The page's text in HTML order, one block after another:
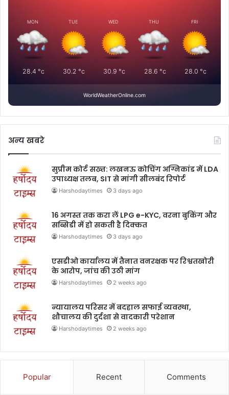
MON
28.4 °c
TUE
30.2 °c
WED
30.9 °c
THU
28.6 °c
FRI
28.0 °c
WorldWeatherOnline.com
अन्य खबरे
सुप्रीम कोर्ट सख्त: लखनऊ कोचिंग अग्निकांड में LDA
उपाध्यक्ष तलब, SIT से मांगी सीलबंद रिपोर्ट
Harshodaytimes 3 days ago
16 अगस्त तक करा लें LPG e-KYC, वरना बुकिंग और
सब्सिडी में हो सकती है दिक्कत
Harshodaytimes 3 days ago
एसडीओ कार्यालय में तैनात वनरक्षक पर रिश्वतखोरी
के आरोप, जांच की उठी मांग
Harshodaytimes 2 weeks ago
न्यायालय परिसर में बदहाल सफाई व्यवस्था,
शौचालय की दुर्दशा से वादकारी परेशान
Harshodaytimes 2 weeks ago
Popular Recent Comments